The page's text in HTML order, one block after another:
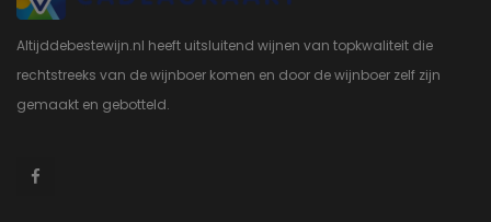
Altijddebestewijn.nl heeft uitsluitend wijnen van topkwaliteit die
rechtstreeks van de wijnboer komen en door de wijnboer zelf zijn
gemaakt en gebotteld.